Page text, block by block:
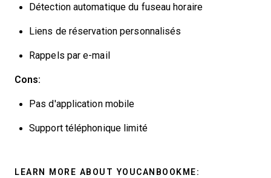
Détection automatique du fuseau horaire
Liens de réservation personnalisés
Rappels par e-mail
Cons:
Pas d'application mobile
Support téléphonique limité
LEARN MORE ABOUT YOUCANBOOKME: